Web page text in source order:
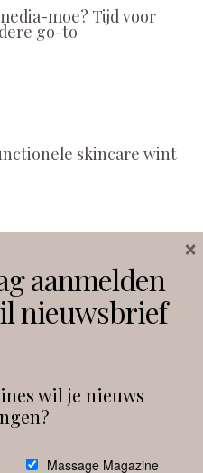
moe? Tijd voor
go-to
skincare wint
Facebook
aanmelden
nieuwsbrief
wil je nieuws
Massage Magazine
×